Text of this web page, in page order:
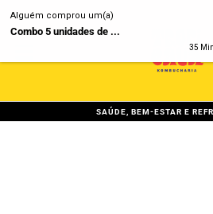
para
conteúdo
Alguém comprou um(a)
Combo 5 unidades de ...
35
SAÚDE, BEM-ESTAR E